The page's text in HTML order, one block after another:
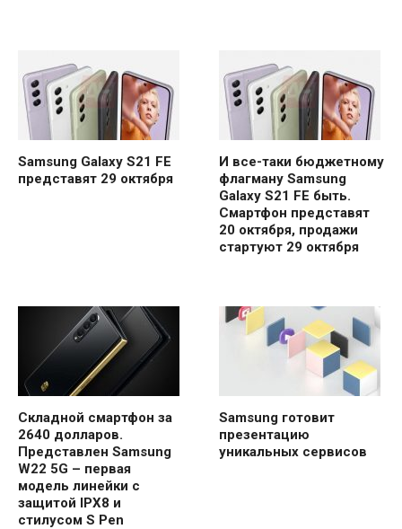
Samsung Galaxy S21 FE
представят 29 октября
И все-таки бюджетному
флагману Samsung
Galaxy S21 FE быть.
Смартфон представят
20 октября, продажи
стартуют 29 октября
Складной смартфон за
2640 долларов.
Представлен Samsung
W22 5G – первая
модель линейки с
защитой IPX8 и
стилусом S Pen
Samsung готовит
презентацию
уникальных сервисов